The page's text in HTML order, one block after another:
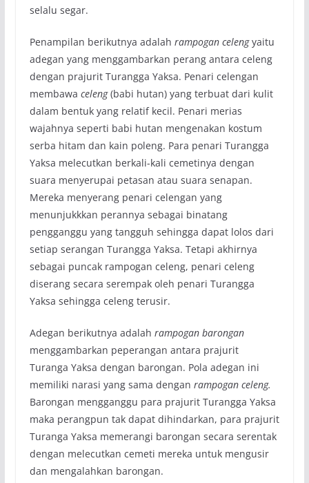
selalu segar.
Penampilan berikutnya adalah rampogan celengyaitu
adegan yang menggambarkan perang antara celeng
dengan prajurit Turangga Yaksa. Penari celengan
membawa celeng(babi hutan) yang terbuat dari kulit
dalam bentuk yang relatif kecil. Penari merias
wajahnya seperti babi hutan mengenakan kostum
serba hitam dan kain poleng. Para penari Turangga
Yaksa melecutkan berkali-kali cemetinya dengan
suara menyerupai petasan atau suara senapan.
Mereka menyerang penari celengan yang
menunjukkkan perannya sebagai binatang
pengganggu yang tangguh sehingga dapat lolos dari
setiap serangan Turangga Yaksa. Tetapi akhirnya
sebagai puncak rampogan celeng, penari celeng
diserang secara serempak oleh penari Turangga
Yaksa sehingga celeng terusir.
Adegan berikutnya adalah rampogan barongan
menggambarkan peperangan antara prajurit
Turanga Yaksa dengan barongan. Pola adegan ini
memiliki narasi yang sama dengan rampogan celeng.
Barongan mengganggu para prajurit Turangga Yaksa
maka perangpun tak dapat dihindarkan, para prajurit
Turanga Yaksa memerangi barongan secara serentak
dengan melecutkan cemeti mereka untuk mengusir
dan mengalahkan barongan.